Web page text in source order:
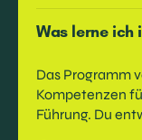
Was lerne ich
Das Programm
Kompetenzen
Führung. Du